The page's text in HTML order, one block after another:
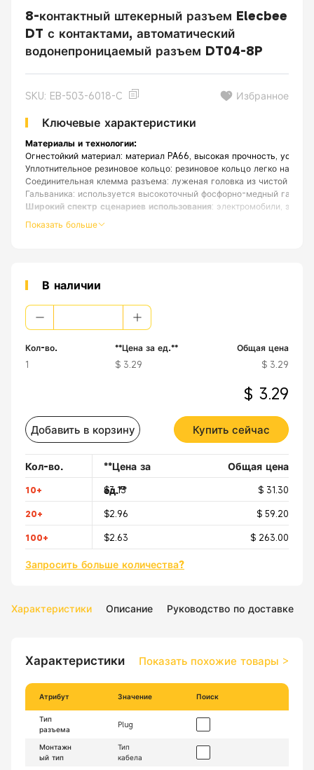
8-контактный штекерный разъем Elecbee
DT с контактами, автоматический
водонепроницаемый разъем DT04-8P
SKU: EB-503-6018-C Избранное
Ключевые характеристики
Материалы и технологии:
Огнестойкий материал: материал PA66, высокая прочность,
Уплотнительное резиновое кольцо: резиновое кольцо легко
Соединительная клемма разъема: луженая головка из чистой
Гальваника: используется высокоточный фосфорно-медный
Широкий спектр сценариев использования: электромобили,
Функции: Различные спецификации, водонепроницаемый и
Показать больше
В наличии
Кол-во.
1
**Цена за ед.**
$ 3.29
Общая цена
$ 3.29
$ 3.29
Добавить в корзину Купить сейчас
Кол-во.
**Цена за
ед.**
Общая цена
10+ $3.13 $ 31.30
20+ $2.96 $ 59.20
100+ $2.63 $ 263.00
Запросить больше количества?
Характеристики Описание Руководство по доставке
Характеристики Показать похожие товары >
Атрибут Значение Поиск
Тип
разъема
Plug
Монтажн
ый тип
Тип
кабела